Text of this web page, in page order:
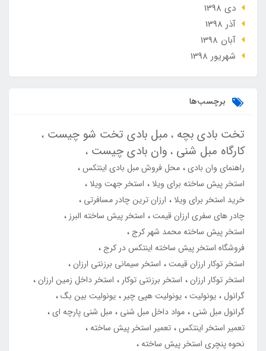
دی 1398
آذر 1398
آبان 1398
شهریور 1398
برچسب‌ها
تخت بادی بچه مبل بادی تخت شو چیست
کارگاه مبل شنی وان بادی چیست
راهنمای وان بادی محل فروش مبل بادی اینتکس
استخر پیش ساخته برای ویلا
استخر جهت ویلا
خرید استخر برای ویلا
ارزان ترین چادر مسافرتی
چادر های سفری ارزان قیمت
استخر پیش ساخته البرز
استخر پیش ساخته محمد شهر کرج
فروشگاه استخر پیش ساخته اینتکس در کرج
استخر توکار ارزان قیمت
استخر سیمانی برزنتی ارزان
استخر توکار ارزان
استخر برزنتی توکار
استخر داخل زمین ارزان
گرانول یونولیت یونولیت هپی چیر
یونولیت بین بگ
گرانول مبل شنی
مواد داخل مبل شنی
مبل شنی پارچه ای
تعمیر استخر اینتکس تعمیر استخر پیش ساخته
نحوه پنچری استخر پیش ساخته